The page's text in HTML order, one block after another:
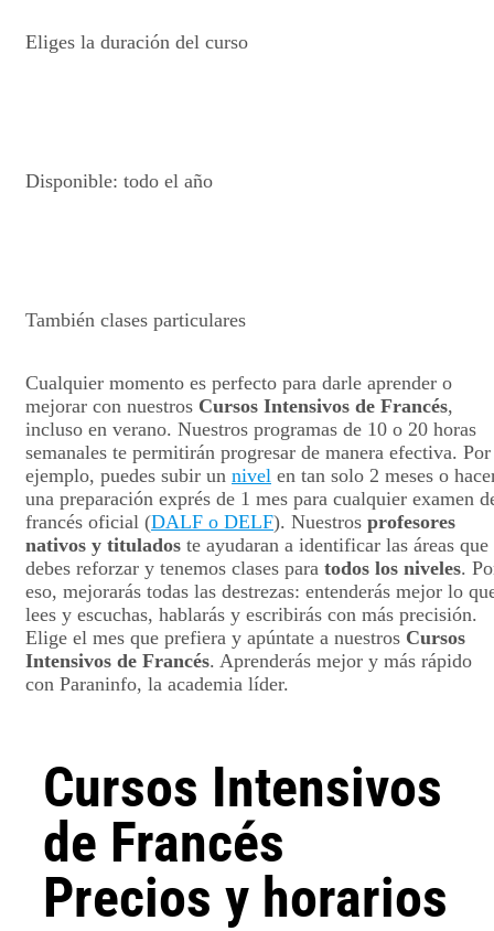
Eliges la duración del curso
Disponible: todo el año
También clases particulares
Cualquier momento es perfecto para darle aprender o
mejorar con nuestros Cursos Intensivos de Francés,
incluso en verano. Nuestros programas de 10 o 20 horas
semanales te permitirán progresar de manera efectiva. Por
ejemplo, puedes subir un nivel en tan solo 2 meses o
una preparación exprés de 1 mes para cualquier examen
francés oficial (DALF o DELF). Nuestros profesores
nativos y titulados te ayudaran a identificar las áreas que
debes reforzar y tenemos clases para todos los niveles.
eso, mejorarás todas las destrezas: entenderás mejor lo
lees y escuchas, hablarás y escribirás con más precisión.
Elige el mes que prefiera y apúntate a nuestros Cursos
Intensivos de Francés. Aprenderás mejor y más rápido
con Paraninfo, la academia líder.
Cursos Intensivos
de Francés
Precios y horarios